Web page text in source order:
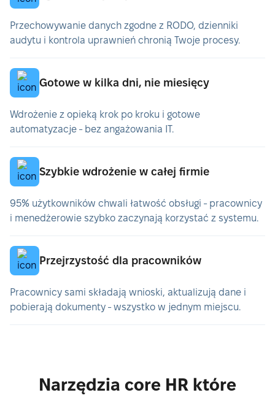
Przechowywanie danych zgodne z RODO, dzienniki
audytu i kontrola uprawnień chronią Twoje procesy.
Gotowe w kilka dni, nie miesięcy
Wdrożenie z opieką krok po kroku i gotowe
automatyzacje - bez angażowania IT.
Szybkie wdrożenie w całej firmie
95% użytkowników chwali łatwość obsługi - pracownicy
i menedżerowie szybko zaczynają korzystać z systemu.
Przejrzystość dla pracowników
Pracownicy sami składają wnioski, aktualizują dane i
pobierają dokumenty - wszystko w jednym miejscu.
Narzędzia core HR które